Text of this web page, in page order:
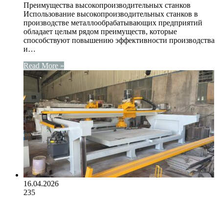
Преимущества высокопроизводительных станков
Использование высокопроизводительных станков в
производстве металлообрабатывающих предприятий
обладает целым рядом преимуществ, которые
способствуют повышению эффективности производства
и…
Read More »
16.04.2026
235